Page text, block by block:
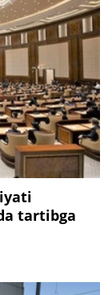
tartibga